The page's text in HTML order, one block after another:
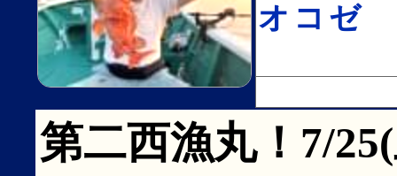
オコゼ
第二西漁丸！7/